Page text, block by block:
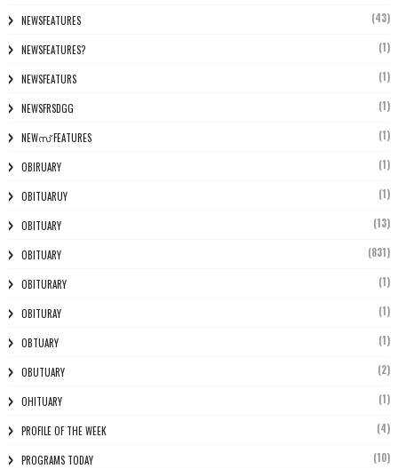
NEWSFEATURES (43)
NEWSFEATURES? (1)
NEWSFEATURS (1)
NEWSFRSDGG (1)
NEWസ് FEATURES (1)
OBIRUARY (1)
OBITUARUY (1)
OBITUARY (13)
OBITUARY (831)
OBITURARY (1)
OBITURAY (1)
OBTUARY (1)
OBUTUARY (2)
OHITUARY (1)
PROFILE OF THE WEEK (4)
PROGRAMS TODAY (10)